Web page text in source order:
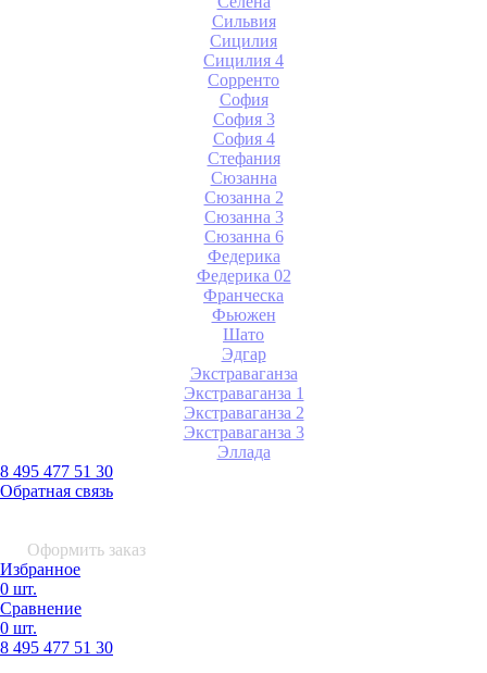
Сильвия
Сицилия
Сицилия 4
Сорренто
София
София 3
София 4
Стефания
Сюзанна
Сюзанна 2
Сюзанна 3
Сюзанна 6
Федерика
Федерика 02
Франческа
Фьюжен
Шато
Эдгар
Экстраваганза
Экстраваганза 1
Экстраваганза 2
Экстраваганза 3
Эллада
8 495 477 51 30
Обратная связь
Оформить заказ
Избранное
0 шт.
Сравнение
0 шт.
8 495 477 51 30